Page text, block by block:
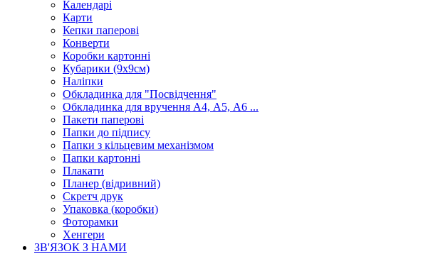
Календарі
Карти
Кепки паперові
Конверти
Коробки картонні
Кубарики (9х9см)
Наліпки
Обкладинка для "Посвідчення"
Обкладинка для вручення А4, А5, А6 ...
Пакети паперові
Папки до підпису
Папки з кільцевим механізмом
Папки картонні
Плакати
Планер (відривний)
Скретч друк
Упаковка (коробки)
Фоторамки
Хенгери
ЗВ'ЯЗОК З НАМИ